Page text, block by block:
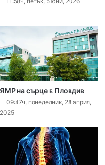
ЯМР на сърце в Пловдив
09:47ч, понеделник, 28 април,
2025